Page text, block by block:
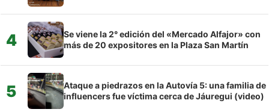
4
Se viene la 2° edición del «Mercado Alfajor» con
más de 20 expositores en la Plaza San Martín
5
Ataque a piedrazos en la Autovía 5: una familia de
influencers fue víctima cerca de Jáuregui (video)